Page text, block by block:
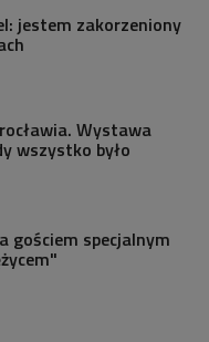
jestem zakorzeniony
Wystawa
wszystko było
gościem specjalnym